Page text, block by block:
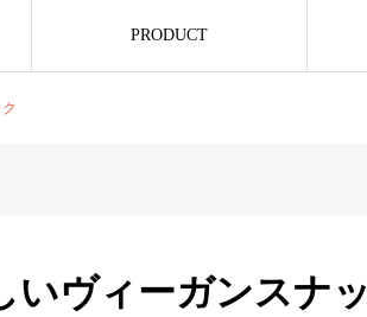
PRODUCT
いヴィーガンスナッ